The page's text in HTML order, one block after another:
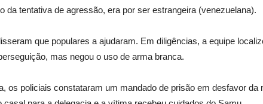
da tentativa de agressão, era por ser estrangeira (venezuelana).
que populares a ajudaram. Em diligências, a equipe
mas negou o uso de arma branca.
os policiais constataram um mandado de prisão em desfavor da